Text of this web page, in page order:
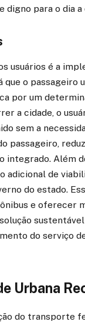
para o dia a
usuários é a
o passageiro
por um
a cidade, o
sem a
passageiro,
integrado. Além
de
do estado.
e oferecer
do serviço
Urbana
do transporte